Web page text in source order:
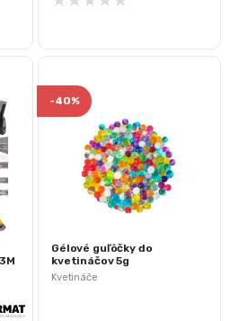
Kvetináče
-40%
Gélové guľôčky do
kvetináčov 5g